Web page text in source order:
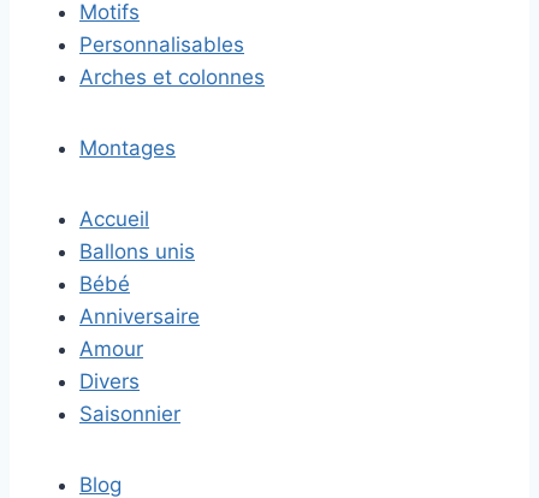
Motifs
Personnalisables
Arches et colonnes
Montages
Accueil
Ballons unis
Bébé
Anniversaire
Amour
Divers
Saisonnier
Blog